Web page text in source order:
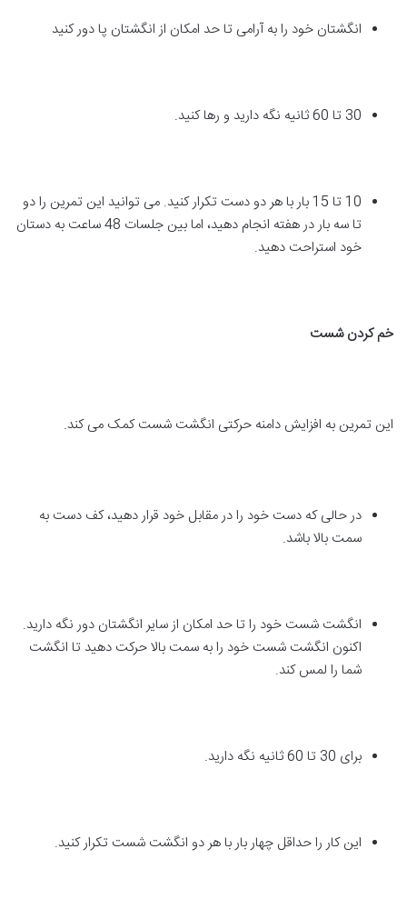
انگشتان خود را به آرامی تا حد امکان از انگشتان پا دور کنید
30 تا 60 ثانیه نگه دارید و رها کنید.
10 تا 15 بار با هر دو دست تکرار کنید. می توانید این تمرین را دو
تا سه بار در هفته انجام دهید، اما بین جلسات 48 ساعت به دستان
خود استراحت دهید.
خم کردن شست
این تمرین به افزایش دامنه حرکتی انگشت شست کمک می کند.
در حالی که دست خود را در مقابل خود قرار دهید، کف دست به
سمت بالا باشد.
انگشت شست خود را تا حد امکان از سایر انگشتان دور نگه دارید.
اکنون انگشت شست خود را به سمت بالا حرکت دهید تا انگشت
شما را لمس کند.
برای 30 تا 60 ثانیه نگه دارید.
این کار را حداقل چهار بار با هر دو انگشت شست تکرار کنید.